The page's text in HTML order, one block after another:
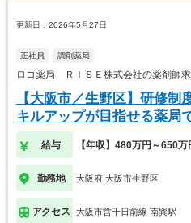
更新日：2026年5月27日
正社員 調剤薬局
ロコ薬局 ＲＩＳＥ株式会社の薬剤師求
【大阪市／生野区】研修
キルアップが目指せる薬局
給与 【年収】480万円～650万
勤務地 大阪府 大阪市生野区
アクセス 大阪市営千日前線 南巽駅